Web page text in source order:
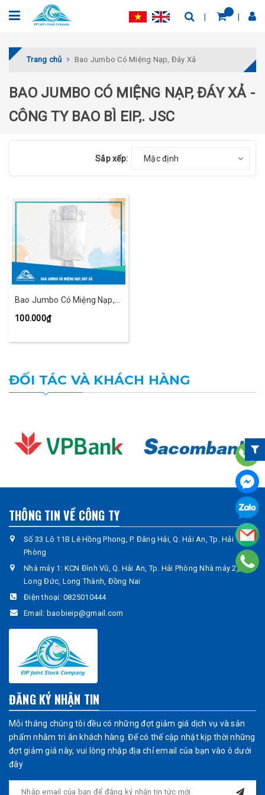
Trang chủ Bao Jumbo Có Miệng Nạp, Đáy Xả
BAO JUMBO CÓ MIỆNG NẠP, ĐÁY XẢ -
CÔNG TY BAO BÌ EIP,. JSC
Sắp xếp: Mặc định
Bao Jumbo Có Miệng Nạp,
Đáy Xả
100.000₫
ĐỐI TÁC VÀ KHÁCH HÀNG
THÔNG TIN VỀ CÔNG TY
Số 33 Lô 11B Lê Hồng Phong, P. Đằng Hải, Q. Hải An, Tp. Hải
Phòng
Nhà máy 1: KCN Đình Vũ, Q. Hải An, Tp. Hải Phòng Nhà máy 2: KCN
Long Đức, Long Thành, Đồng Nai
Điện thoại: 0825010444
Email: baobieip@gmail.com
ĐĂNG KÝ NHẬN TIN
Mỗi tháng chúng tôi đều có những đợt giảm giá dịch vụ và sản
phẩm nhằm tri ân khách hàng. Để có thể cập nhật kịp thời những
đợt giảm giá này, vui lòng nhập địa chỉ email của bạn vào ô dưới
đây